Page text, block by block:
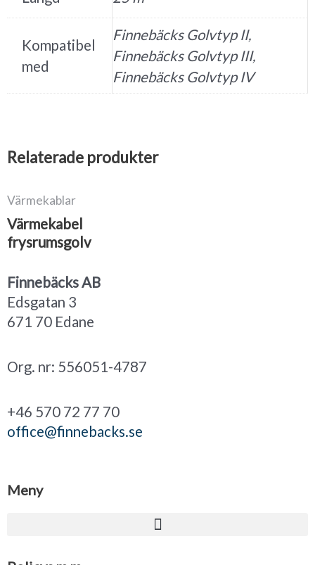
Kompatibel
med
Finnebäcks Golvtyp II,
Finnebäcks Golvtyp III,
Finnebäcks Golvtyp IV
Relaterade produkter
Värmekablar
Värmekabel
frysrumsgolv
Finnebäcks AB
Edsgatan 3
671 70 Edane
Org. nr: 556051-4787
+46 570 72 77 70
office@finnebacks.se
Meny